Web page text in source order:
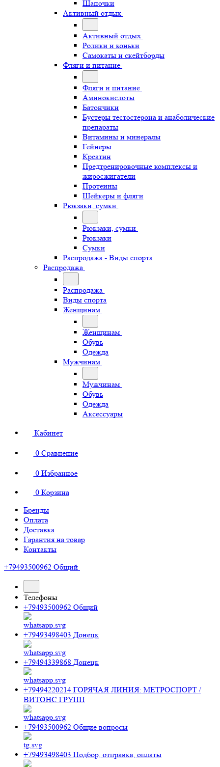
Шапочки
Активный отдых
Активный отдых
Ролики и коньки
Самокаты и скейтборды
Фляги и питание
Фляги и питание
Аминокислоты
Батончики
Бустеры тестостерона и анаболические
препараты
Витамины и минералы
Гейнеры
Креатин
Предтренировочные комплексы и
жиросжигатели
Протеины
Шейкеры и фляги
Рюкзаки, сумки
Рюкзаки, сумки
Рюкзаки
Сумки
Распродажа - Виды спорта
Распродажа
Распродажа
Виды спорта
Женщинам
Женщинам
Обувь
Одежда
Мужчинам
Мужчинам
Обувь
Одежда
Аксессуары
Кабинет
0 Сравнение
0 Избранное
0 Корзина
Бренды
Оплата
Доставка
Гарантия на товар
Контакты
+79493500962 Общий
Телефоны
+79493500962 Общий
+79493498403 Донецк
+79494339868 Донецк
+79494220214 ГОРЯЧАЯ ЛИНИЯ: МЕТРОСПОРТ /
ВИТОНС ГРУПП
+79493500962 Общие вопросы
+79493498403 Подбор, отправка, оплаты